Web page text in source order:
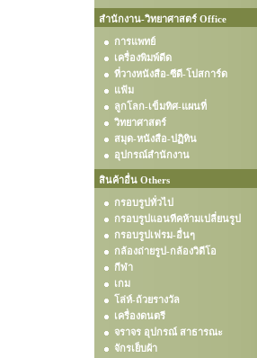
สำนักงาน-วิทยาศาสตร์ Office
การแพทย์
เครื่องพิมพ์ดีด
ที่วางหนังสือ-ซีดี-โปสการ์ด
แฟ้ม
ลูกโลก-เข็มทิศ-แผนที่
วิทยาศาสตร์
สมุด-หนังสือ-ปฏิทิน
อุปกรณ์สำนักงาน
สินค้าอื่น Others
กรอบรูปทั่วไป
กรอบรูปแอนทีคห้ามเปลี่ยนรูป
กรอบรูปเฟรม-อื่นๆ
กล้องถ่ายรูป-กล้องวิดีโอ
กีฬา
เกม
โล่ห์-ถ้วยรางวัล
เครื่องดนตรี
จราจร อุปกรณ์ สาธารณะ
จักรเย็บผ้า